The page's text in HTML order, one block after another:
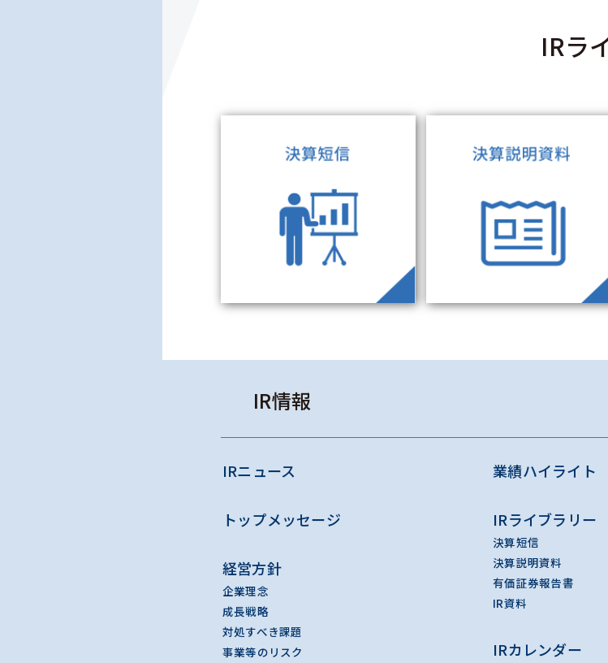
IRラ
IR情報
IRニュース
トップメッセージ
経営方針
企業理念
成長戦略
対処すべき課題
事業等のリスク
業績ハイライト
IRライブラリー
決算短信
決算説明資料
有価証券報告書
IR資料
IRカレンダー